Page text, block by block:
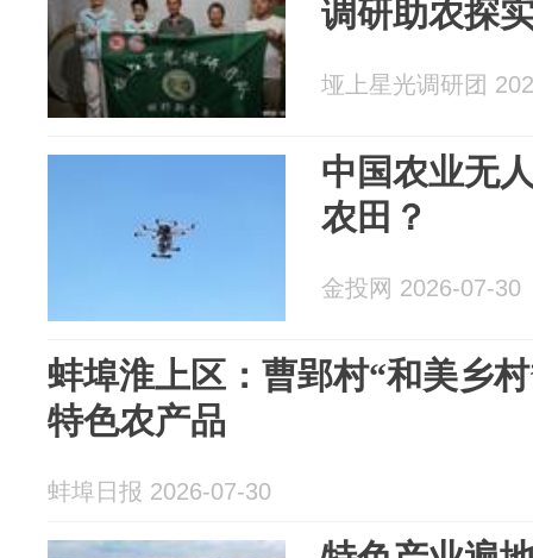
调研助农探
垭上星光调研团
中国农业无
农田？
金投网 2026-07-30
蚌埠淮上区：曹郢村“和美乡
特色农产品
蚌埠日报 2026-07-30